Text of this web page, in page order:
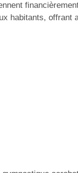
habitants, offrant